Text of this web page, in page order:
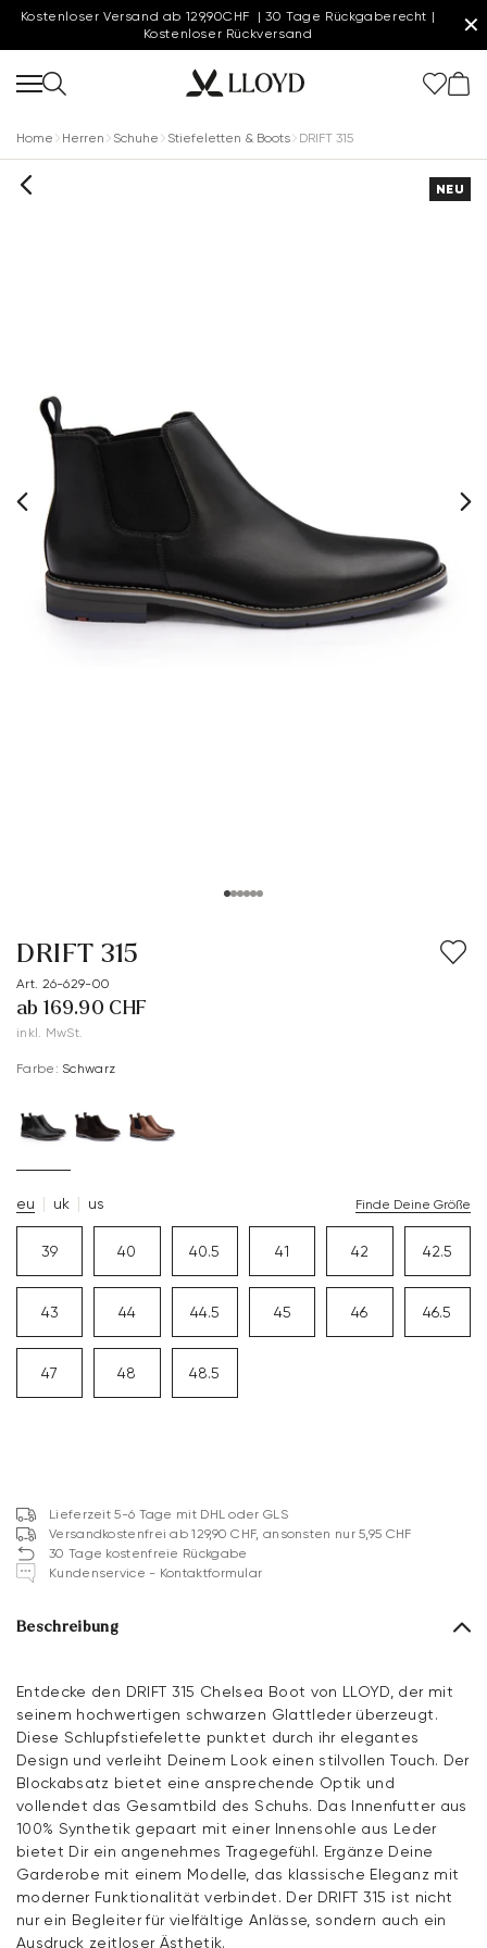
Kostenloser Versand ab 129,90CHF | 30 Tage Rückgaberecht |
Kostenloser Rückversand
✕
Home Herren Schuhe Stiefeletten & Boots DRIFT 315
NEU
DRIFT 315
Art. 26-629-00
ab 169.90 CHF
inkl. MwSt.
Farbe: Schwarz
eu uk us Finde Deine Größe
39 40 40.5 41 42 42.5
43 44 44.5 45 46 46.5
47 48 48.5
Lieferzeit 5-6 Tage mit DHL oder GLS
Versandkostenfrei ab 129,90 CHF, ansonsten nur 5,95 CHF
30 Tage kostenfreie Rückgabe
Kundenservice - Kontaktformular
Beschreibung
Entdecke den DRIFT 315 Chelsea Boot von LLOYD, der mit
seinem hochwertigen schwarzen Glattleder überzeugt.
Diese Schlupfstiefelette punktet durch ihr elegantes
Design und verleiht Deinem Look einen stilvollen Touch. Der
Blockabsatz bietet eine ansprechende Optik und
vollendet das Gesamtbild des Schuhs. Das Innenfutter aus
100% Synthetik gepaart mit einer Innensohle aus Leder
bietet Dir ein angenehmes Tragegefühl. Ergänze Deine
Garderobe mit einem Modelle, das klassische Eleganz mit
moderner Funktionalität verbindet. Der DRIFT 315 ist nicht
nur ein Begleiter für vielfältige Anlässe, sondern auch ein
Ausdruck zeitloser Ästhetik.